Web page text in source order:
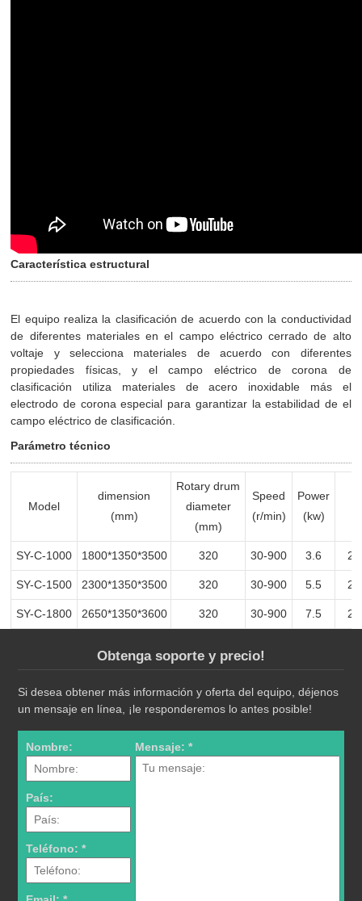
Característica estructural
El equipo realiza la clasificación de acuerdo con la conductividad
de diferentes materiales en el campo eléctrico cerrado de alto
voltaje y selecciona materiales de acuerdo con diferentes
propiedades físicas, y el campo eléctrico de corona de
clasificación utiliza materiales de acero inoxidable más el
electrodo de corona especial para garantizar la estabilidad de el
campo eléctrico de clasificación.
Parámetro técnico
Model
dimension
(mm)
Rotary drum
diameter
(mm)
Speed
(r/min)
Power
(kw)
SY-C-1000 1800*1350*3500 320 30-900 3.6
SY-C-1500 2300*1350*3500 320 30-900 5.5
SY-C-1800 2650*1350*3600 320 30-900 7.5
Obtenga soporte y precio!
Si desea obtener más información y oferta del equipo, déjenos
un mensaje en línea, ¡le responderemos lo antes posible!
Nombre:
País:
Teléfono: *
Mensaje: *